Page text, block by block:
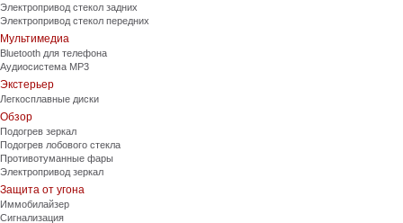
Электропривод стекол задних
Электропривод стекол передних
Мультимедиа
Bluetooth для телефона
Аудиосистема MP3
Экстерьер
Легкосплавные диски
Обзор
Подогрев зеркал
Подогрев лобового стекла
Противотуманные фары
Электропривод зеркал
Защита от угона
Иммобилайзер
Сигнализация